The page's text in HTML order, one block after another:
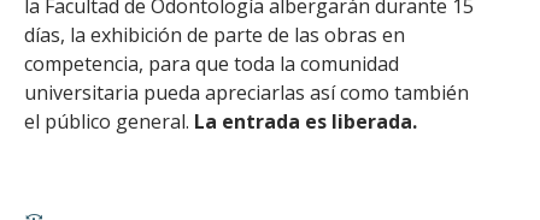
la Facultad de Odontología albergarán durante 15
días, la exhibición de parte de las obras en
competencia, para que toda la comunidad
universitaria pueda apreciarlas así como también
el público general. La entrada es liberada.